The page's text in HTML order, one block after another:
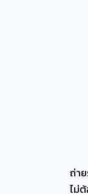
ถ่า
ไม่